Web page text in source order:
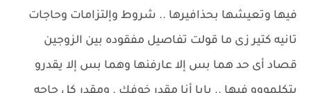
فيها وتعيشها بحذافيرها .. شروط وإلتزامات وحاجات
تانيه كتير زى ما قولت تفاصيل مفقوده بين الزوجين
قصاد أى حد هما بس إلا عارفنها وهما بس إلا يقدرو